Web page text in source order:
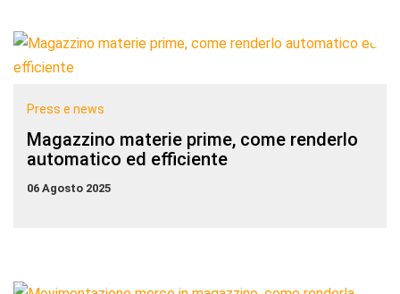
Press e news
Magazzino materie prime, come renderlo
automatico ed efficiente
06 Agosto 2025